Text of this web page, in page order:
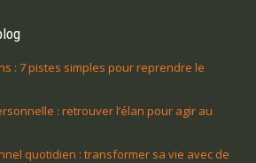
: 7 pistes simples pour reprendre le
: retrouver l’élan pour agir au
quotidien : transformer sa vie avec de